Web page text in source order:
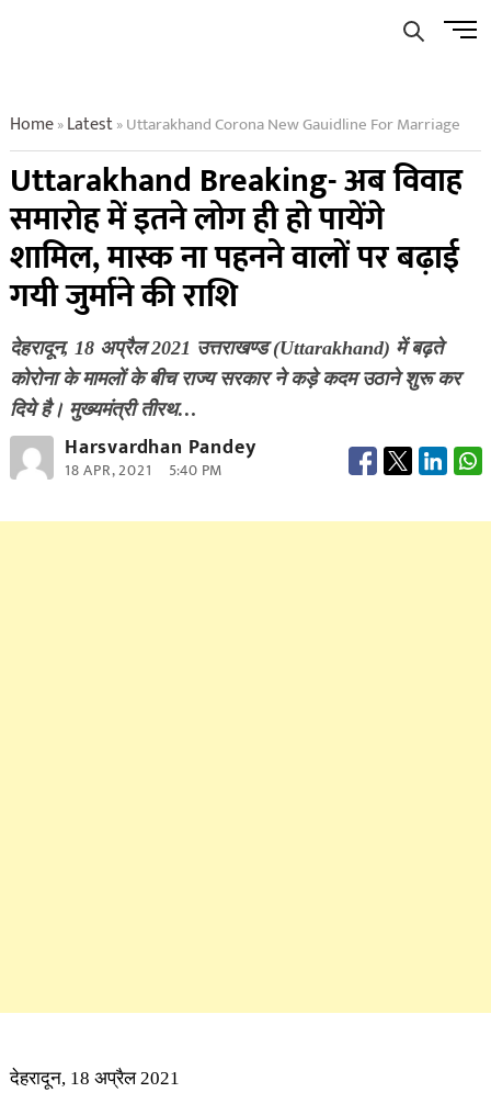
Menu
Home»Latest»Uttarakhand Corona New Gauidline For Marriage
Uttarakhand Breaking- अब विवाह
समारोह में इतने लोग ही हो पायेंगे
शामिल, मास्क ना पहनने वालों पर बढ़ाई
गयी जुर्माने की राशि
देहरादून, 18 अप्रैल 2021 उत्तराखण्ड (Uttarakhand) में बढ़ते
कोरोना के मामलों के बीच राज्य सरकार ने कड़े कदम उठाने शुरू कर
दिये है। मुख्यमंत्री तीरथ…
Harsvardhan Pandey
18 APR, 2021 5:40 PM
देहरादून, 18 अप्रैल 2021